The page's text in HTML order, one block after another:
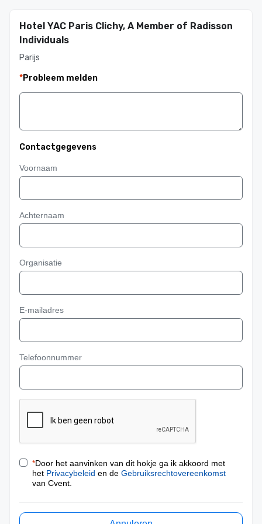
Hotel YAC Paris Clichy, A Member of Radisson
Individuals
Parijs
*Probleem melden
Contactgegevens
Voornaam
Achternaam
Organisatie
E-mailadres
Telefoonnummer
*Door het aanvinken van dit hokje ga ik akkoord met
het Privacybeleid en de Gebruiksrechtovereenkomst
van Cvent.